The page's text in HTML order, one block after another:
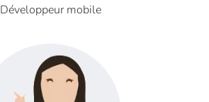
Développeur mobile